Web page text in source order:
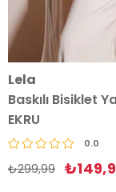
Lela
Baskılı Bisiklet
EKRU
0.0
₺299,99